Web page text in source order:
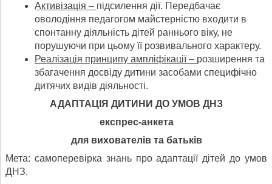
Активізація – підсилення дії. Передбачає
оволодіння педагогом майстерністю входити в
спонтанну діяльність дітей раннього віку, не
порушуючи при цьому її розвивального характеру.
Реалізація принципу ампліфікації – розширення та
збагачення досвіду дитини засобами специфічно
дитячих видів діяльності.
АДАПТАЦІЯ ДИТИНИ ДО УМОВ ДНЗ
експрес-анкета
для вихователів та батьків
Мета: самоперевірка знань про адаптації дітей до умов
ДНЗ.